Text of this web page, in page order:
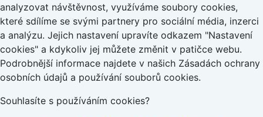
analyzovat návštěvnost, využíváme soubory cookies,
které sdílíme se svými partnery pro sociální média, inzerci
a analýzu. Jejich nastavení upravíte odkazem "Nastavení
cookies" a kdykoliv jej můžete změnit v patičce webu.
Podrobnější informace najdete v našich Zásadách ochrany
osobních údajů a používání souborů cookies.
Souhlasíte s používáním cookies?